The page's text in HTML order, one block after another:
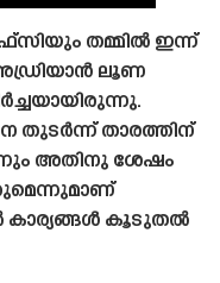
തമ്മിൽ ഇന്ന്
അഡ്രിയാൻ ലൂണ
തുടർന്ന് താരത്തിന്
അതിനു ശേഷം
കാര്യങ്ങൾ കൂടുതൽ